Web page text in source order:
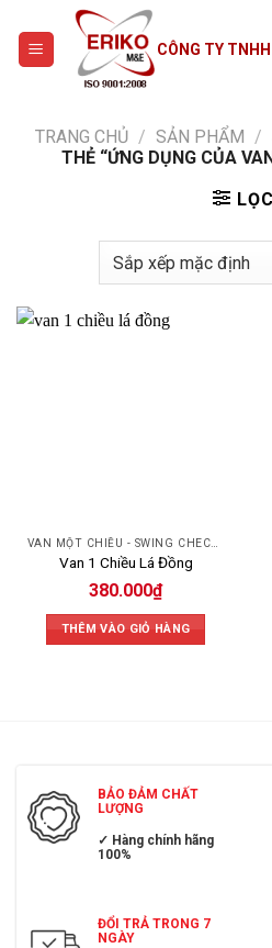
content
CÔNG TY
TRANG CHỦ / SẢN PHẨM /
THẺ “ỨNG DỤNG CỦA
LỌC
Van 1 Chiều Lá Đồng
380.000₫
THÊM VÀO GIỎ HÀNG
BẢO ĐẢM CHẤT
LƯỢNG
✓ Hàng chính hãng
100%
ĐỔI TRẢ TRONG 7
NGÀY